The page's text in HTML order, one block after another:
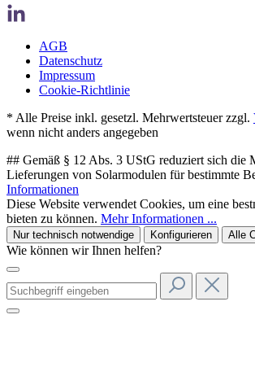
AGB
Datenschutz
Impressum
Cookie-Richtlinie
* Alle Preise inkl. gesetzl. Mehrwertsteuer zzgl.
wenn nicht anders angegeben
## Gemäß § 12 Abs. 3 UStG reduziert sich die
Lieferungen von Solarmodulen für bestimmte
Informationen
Diese Website verwendet Cookies, um eine
bieten zu können. Mehr Informationen ...
Nur technisch notwendige Konfigurieren Alle
Wie können wir Ihnen helfen?